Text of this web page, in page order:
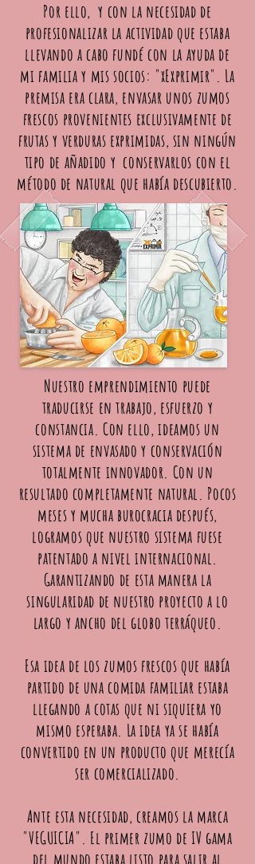
Por ello, y con la necesidad de
profesionalizar la actividad que estaba
llevando a cabo fundé con la ayuda de
mi familia y mis socios: "xExprimir". La
premisa era clara, envasar unos zumos
frescos provenientes exclusivamente de
frutas y verduras exprimidas, sin ningún
tipo de añadido y conservarlos con el
método de natural que había descubierto.
Nuestro emprendimiento puede
traducirse en trabajo, esfuerzo y
constancia. Con ello, ideamos un
sistema de envasado y conservación
totalmente innovador. Con un
resultado completamente natural. Pocos
meses y mucha burocracia después,
logramos que nuestro sistema fuese
patentado a nivel internacional.
Garantizando de esta manera la
singularidad de nuestro proyecto a lo
largo y ancho del globo terráqueo.
Esa idea de los zumos frescos que había
partido de una comida familiar estaba
llegando a cotas que ni siquiera yo
mismo esperaba. La idea ya se había
convertido en un producto que merecía
ser comercializado.
Ante esta necesidad, creamos la marca
"VEGUICIA". El primer zumo de IV gama
del mundo estaba listo para salir al